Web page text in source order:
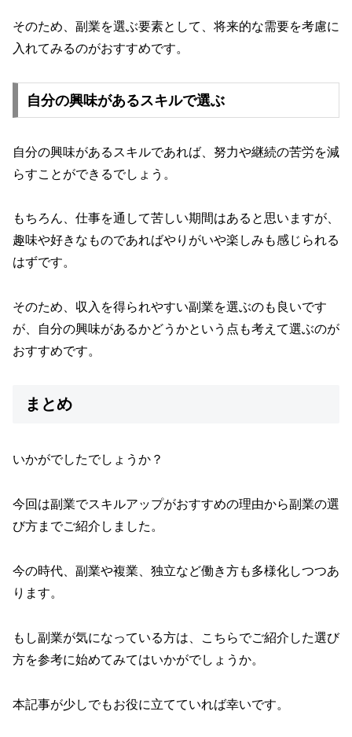
そのため、副業を選ぶ要素として、将来的な需要を考慮に
入れてみるのがおすすめです。
自分の興味があるスキルで選ぶ
自分の興味があるスキルであれば、努力や継続の苦労を減
らすことができるでしょう。
もちろん、仕事を通して苦しい期間はあると思いますが、
趣味や好きなものであればやりがいや楽しみも感じられる
はずです。
そのため、収入を得られやすい副業を選ぶのも良いです
が、自分の興味があるかどうかという点も考えて選ぶのが
おすすめです。
まとめ
いかがでしたでしょうか？
今回は副業でスキルアップがおすすめの理由から副業の選
び方までご紹介しました。
今の時代、副業や複業、独立など働き方も多様化しつつあ
ります。
もし副業が気になっている方は、こちらでご紹介した選び
方を参考に始めてみてはいかがでしょうか。
本記事が少しでもお役に立てていれば幸いです。